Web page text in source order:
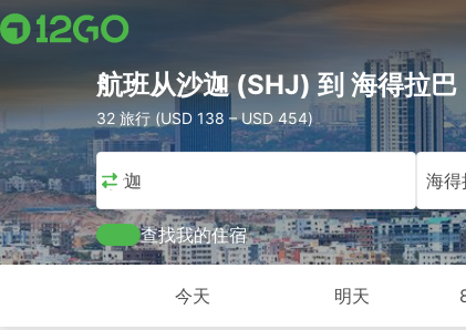
航班从沙迦 (SHJ) 到 海得拉巴
32 旅行 (USD 138 – USD 454)
沙迦 海得
查找我的住宿
今天 明天